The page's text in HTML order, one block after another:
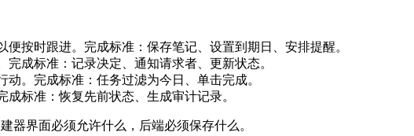
按时跟进。完成标准：保存笔记、设置到期日、安排提醒。
成标准：记录决定、通知请求者、更新状态。
。完成标准：任务过滤为今日、单击完成。
标准：恢复先前状态、生成审计记录。
器界面必须允许什么，后端必须保存什么。